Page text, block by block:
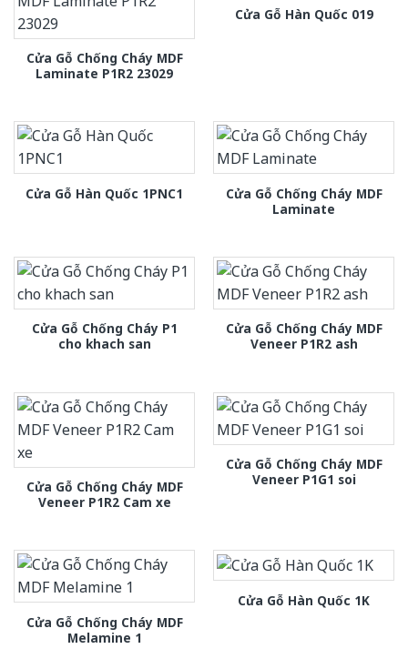
Cửa Gỗ Chống Cháy MDF
Laminate P1R2 23029
Cửa Gỗ Hàn Quốc 019
Cửa Gỗ Hàn Quốc 1PNC1
Cửa Gỗ Chống Cháy MDF
Laminate
Cửa Gỗ Chống Cháy P1
cho khach san
Cửa Gỗ Chống Cháy MDF
Veneer P1R2 ash
Cửa Gỗ Chống Cháy MDF
Veneer P1R2 Cam xe
Cửa Gỗ Chống Cháy MDF
Veneer P1G1 soi
Cửa Gỗ Chống Cháy MDF
Melamine 1
Cửa Gỗ Hàn Quốc 1K